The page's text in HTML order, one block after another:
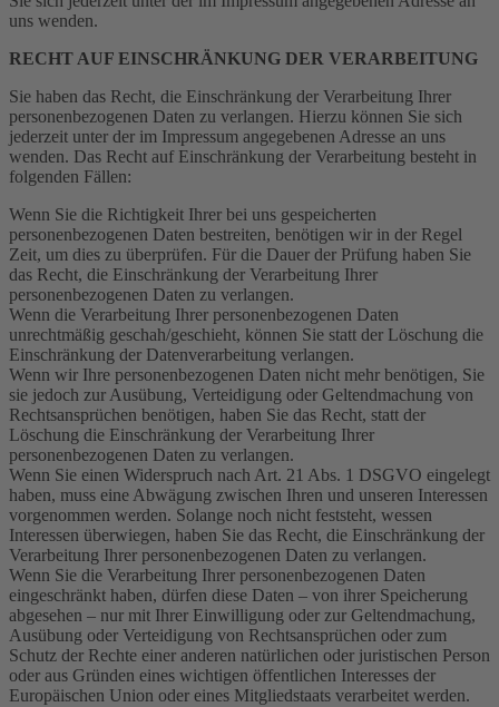
uns wenden.
RECHT AUF EINSCHRÄNKUNG DER VERARBEITUNG
Sie haben das Recht, die Einschränkung der Verarbeitung Ihrer
personenbezogenen Daten zu verlangen. Hierzu können Sie sich
jederzeit unter der im Impressum angegebenen Adresse an uns
wenden. Das Recht auf Einschränkung der Verarbeitung besteht in
folgenden Fällen:
Wenn Sie die Richtigkeit Ihrer bei uns gespeicherten
personenbezogenen Daten bestreiten, benötigen wir in der Regel
Zeit, um dies zu überprüfen. Für die Dauer der Prüfung haben Sie
das Recht, die Einschränkung der Verarbeitung Ihrer
personenbezogenen Daten zu verlangen.
Wenn die Verarbeitung Ihrer personenbezogenen Daten
unrechtmäßig geschah/geschieht, können Sie statt der Löschung die
Einschränkung der Datenverarbeitung verlangen.
Wenn wir Ihre personenbezogenen Daten nicht mehr benötigen, Sie
sie jedoch zur Ausübung, Verteidigung oder Geltendmachung von
Rechtsansprüchen benötigen, haben Sie das Recht, statt der
Löschung die Einschränkung der Verarbeitung Ihrer
personenbezogenen Daten zu verlangen.
Wenn Sie einen Widerspruch nach Art. 21 Abs. 1 DSGVO eingelegt
haben, muss eine Abwägung zwischen Ihren und unseren Interessen
vorgenommen werden. Solange noch nicht feststeht, wessen
Interessen überwiegen, haben Sie das Recht, die Einschränkung der
Verarbeitung Ihrer personenbezogenen Daten zu verlangen.
Wenn Sie die Verarbeitung Ihrer personenbezogenen Daten
eingeschränkt haben, dürfen diese Daten – von ihrer Speicherung
abgesehen – nur mit Ihrer Einwilligung oder zur Geltendmachung,
Ausübung oder Verteidigung von Rechtsansprüchen oder zum
Schutz der Rechte einer anderen natürlichen oder juristischen Person
oder aus Gründen eines wichtigen öffentlichen Interesses der
Europäischen Union oder eines Mitgliedstaats verarbeitet werden.